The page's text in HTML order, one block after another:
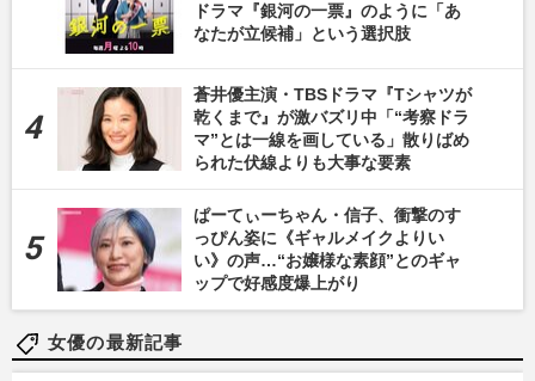
ドラマ『銀河の一票』のように「あ
なたが立候補」という選択肢
蒼井優主演・TBSドラマ『Tシャツが
乾くまで』が激バズリ中「“考察ドラ
マ”とは一線を画している」散りばめ
られた伏線よりも大事な要素
ぱーてぃーちゃん・信子、衝撃のす
っぴん姿に《ギャルメイクよりい
い》の声…“お嬢様な素顔”とのギャ
ップで好感度爆上がり
女優の最新記事